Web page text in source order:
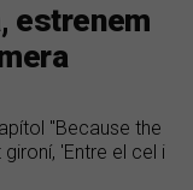
estrenem
"Because the
'Entre el cel i